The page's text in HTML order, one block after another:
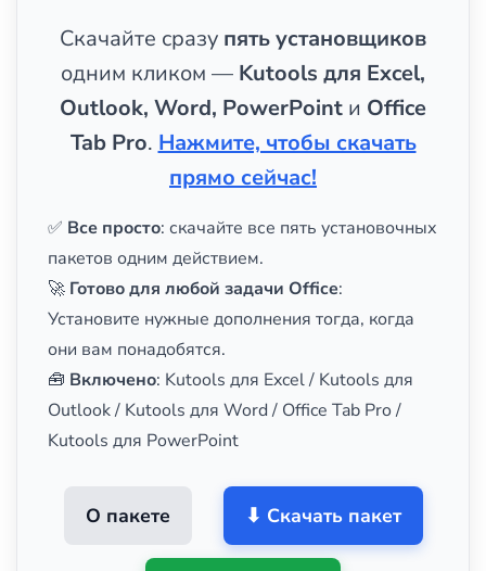
Скачайте сразу пять установщиков
одним кликом — Kutools для Excel,
Outlook, Word, PowerPoint и Office
Tab Pro. Нажмите, чтобы скачать
прямо сейчас!
✅ Все просто: скачайте все пять установочных
пакетов одним действием.
🚀 Готово для любой задачи Office:
Установите нужные дополнения тогда, когда
они вам понадобятся.
🧰 Включено: Kutools для Excel / Kutools для
Outlook / Kutools для Word / Office Tab Pro /
Kutools для PowerPoint
О пакете ⬇ Скачать пакет